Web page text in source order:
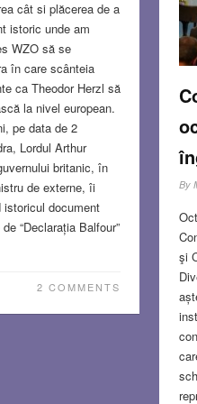
cât si plăcerea de a
istoric unde am
WZO să se
în care scânteia
ca Theodor Herzl să
la nivel european.
pe data de 2
Lordul Arthur
britanic, în
de externe, îi
document
“Declarația Balfour”
2 COMMENTS
By
şi